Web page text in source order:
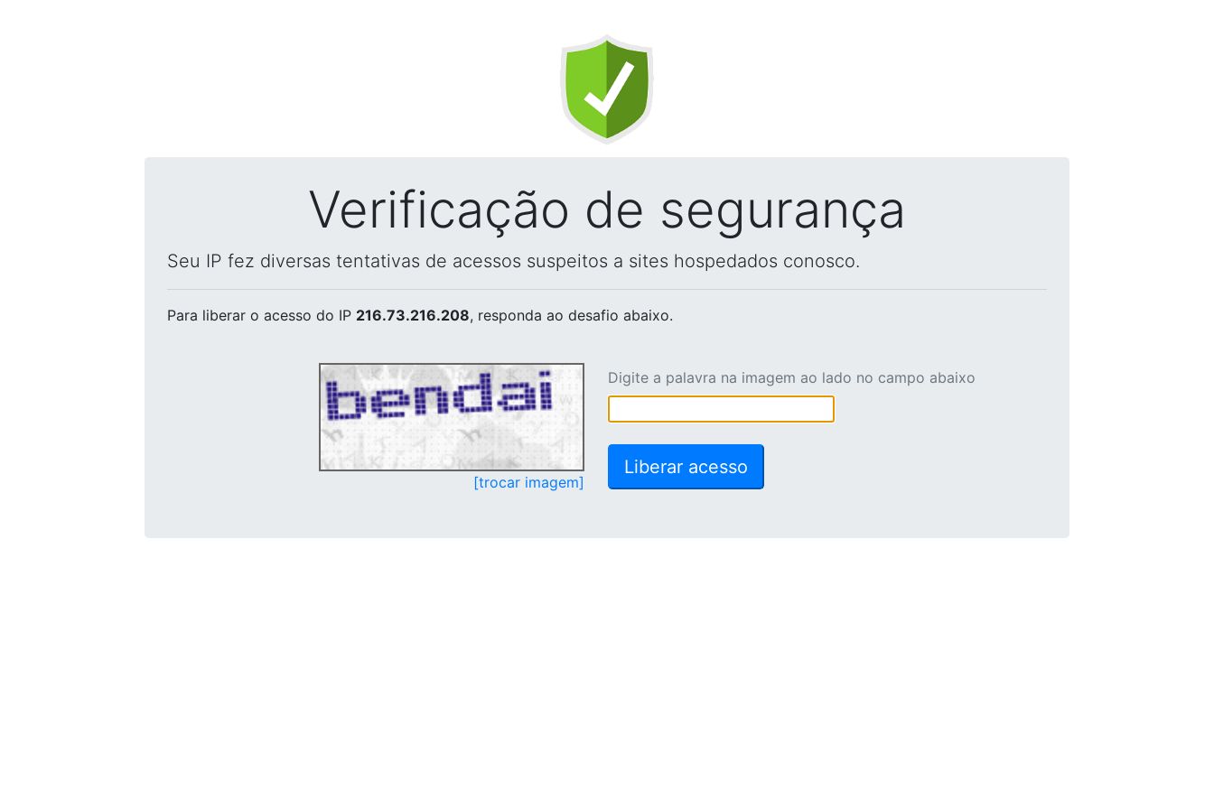
Verificação de segurança
Seu IP fez diversas tentativas de acessos suspeitos a sites hospedados conosco.
Para liberar o acesso do IP 216.73.216.208, responda ao desafio abaixo.
[trocar imagem]
Digite a palavra na imagem ao lado no campo abaixo